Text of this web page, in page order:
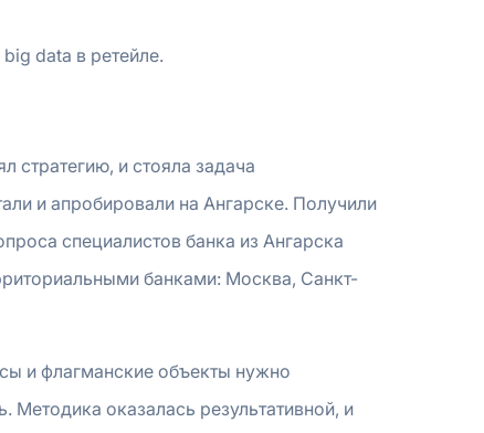
data в ретейле.
стратегию, и стояла задача
и апробировали на Ангарске. Получили
специалистов банка из Ангарска
банками: Москва, Санкт-
и флагманские объекты нужно
оказалась результативной, и